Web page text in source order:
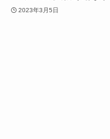
2023年3月5日